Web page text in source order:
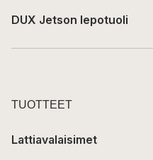
DUX Jetson lepotuoli
TUOTTEET
Lattiavalaisimet